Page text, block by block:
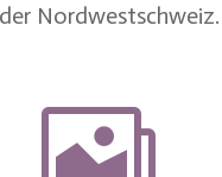
Nordwestschweiz.